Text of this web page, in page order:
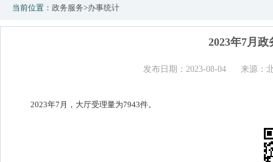
当前位置： 政务服务>办事统计
2023年7月
发布日期：2023-08-04 来源：
2023年7月，大厅受理量为7943件。